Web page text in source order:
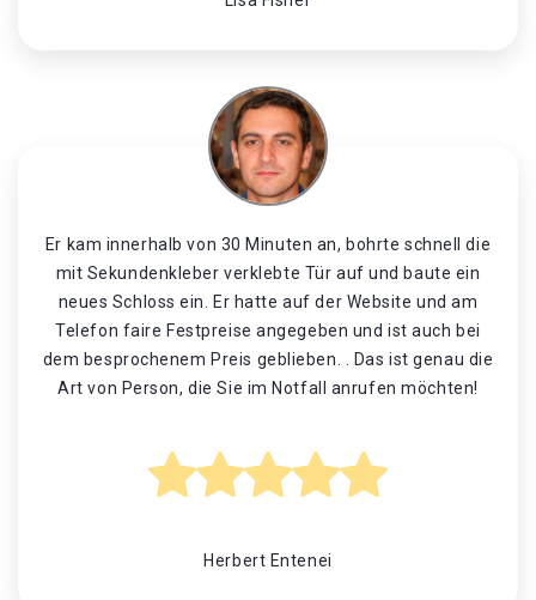
Er kam innerhalb von 30 Minuten an, bohrte schnell die
mit Sekundenkleber verklebte Tür auf und baute ein
neues Schloss ein. Er hatte auf der Website und am
Telefon faire Festpreise angegeben und ist auch bei
dem besprochenem Preis geblieben. . Das ist genau die
Art von Person, die Sie im Notfall anrufen möchten!
Herbert Entenei